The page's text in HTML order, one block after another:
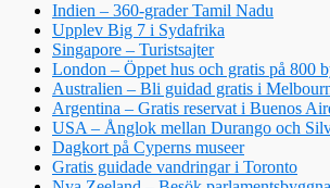
Indien – 360-grader Tamil Nadu
Upplev Big 7 i Sydafrika
Singapore – Turistsajter
London – Öppet hus och gratis på 800
Australien – Bli guidad gratis i
Argentina – Gratis reservat i Buenos
USA – Ånglok mellan Durango och
Dagkort på Cyperns museer
Gratis guidade vandringar i Toronto